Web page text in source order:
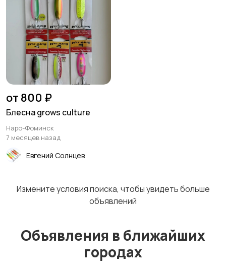
Поролон
Вертикальные
блесны
Спиннербейты
Мыши Нахлыстовые мушки
Аттрактанты
от 800 ₽
Блесна grows culture
Наро-Фоминск
7 месяцев назад
Евгений Солнцев
Измените условия поиска, чтобы увидеть больше
объявлений
Объявления в ближайших
городах